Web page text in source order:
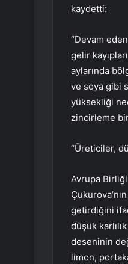
kaydetti:
“Devam
gelir
aylarında
ve soya gibi
yüksekliği
zincirleme bir
“Üreticiler,
Avrupa
getirdiğini
düşük
deseninin
limon,